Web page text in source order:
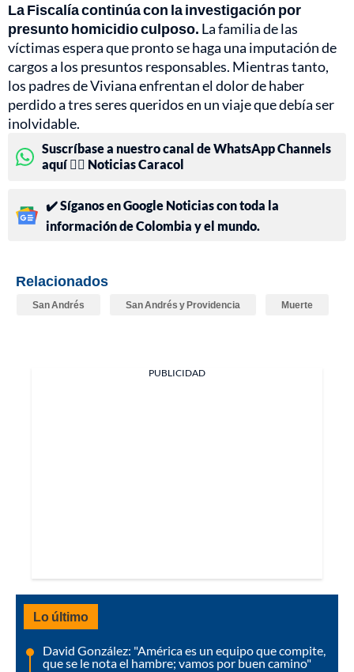
La Fiscalía continúa con la investigación por
presunto homicidio culposo. La familia de las
víctimas espera que pronto se haga una imputación de
cargos a los presuntos responsables. Mientras tanto,
los padres de Viviana enfrentan el dolor de haber
perdido a tres seres queridos en un viaje que debía ser
inolvidable.
Suscríbase a nuestro canal de WhatsApp Channels
aquí 👉🏻 Noticias Caracol
✔️ Síganos en Google Noticias con toda la
información de Colombia y el mundo.
Relacionados
San Andrés San Andrés y Providencia Muerte
PUBLICIDAD
Lo último
David González: "América es un equipo que compite,
que se le nota el hambre; vamos por buen camino"